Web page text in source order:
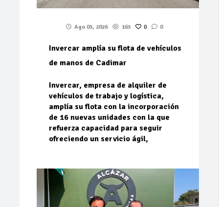
Ago 03, 2026 163 0 0
Invercar amplía su flota de vehículos
de manos de Cadimar
Invercar, empresa de alquiler de
vehículos de trabajo y logística,
amplía su flota con la incorporación
de 16 nuevas unidades con la que
refuerza capacidad para seguir
ofreciendo un servicio ágil,